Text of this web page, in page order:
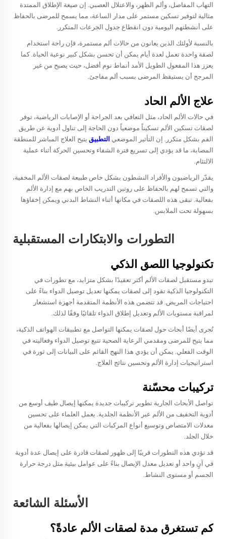
التهاب المفاصل، وألم الظهر، والاعتلال العصبي. إن صيغة الإطلاق الممتدة
مثالية لتوفير تسكين مستمر على مدار الساعة، مما يسمح للمرضى بالحفاظ
على أنشطتهم اليومية دون انقطاع جدول الجرعات المتكرر.
بالنسبة لأولئك الذين يعانون من حالات ألم مستمرة، فإن راحة استخدام
لصقة واحدة تعمل لعدة أيام يمكن أن تحسن بشكل كبير نوعية الحياة. كما
يعزز هذا المفعول الطويل الأمد أنماط نوم أفضل، حيث يصبح من غير
المرجح أن يستيقظ المرضى بسبب ألم مفاجئ.
علاج الألم الحاد
في حالات الألم الحاد، مثل التعافي بعد الجراحة أو الإصابات الرياضية، توفر
لصقات تسكين الألم تسكيناً موضعياً دون الحاجة إلى تناول أدوية عن طريق
الفم بشكل متكرر. إن التأثير الموضعي التطبيق يتيح العلاج المباشر للمنطقة
المصابة، ما قد يؤدي إلى تسريع فترة الشفاء وتحسين الحركة أثناء عملية
الالتئام.
يقدّر الرياضيون والأفراد النشطون بشكل خاص طبيعة لصقات الألم المخفية،
والتي تسمح لهم بالحفاظ على روتين التدريب الخاص بهم مع إدارة الألم
بفعالية. تبقى هذه اللصقات في مكانها أثناء النشاط البدني ويمكن إخفاؤها
بسهولة تحت الملابس.
التطورات والابتكارات المستقبلية
تكنولوجيا اللصق الذكي
تبدو مستقبل لصقات الألم أكثر تعقيدًا بشكل متزايد، مع تطورات في
التكنولوجيا الذكية تقود إلى لصقات يمكنها تعديل توصيل الدواء بناءً على
احتياجات المريض. قد تتضمن هذه الأنظمة المتقدمة أجهزة استشعار
لمراقبة مستويات الألم وتعديل إطلاق الدواء تلقائيًا وفقًا لذلك.
تُجرى أيضًا أبحاث حول لصقات يمكنها التواصل مع تطبيقات الهواتف الذكية،
مما يتيح للمرضى ومقدمي الرعاية الصحية تتبع توصيل الدواء وفعاليته في
الوقت الفعلي. يمكن أن يؤدي هذا النهج القائم على البيانات إلى ثورة في
استراتيجيات إدارة الألم وتحسين نتائج العلاج.
تركيبات محسّنة
تواصل الأبحاث الجارية تطوير تركيبات جديدة يمكنها إيصال طيف أوسع من
أدوية التخفيف من الألم عبر الأنظمة الجلدية. يعمل العلماء على تحسين
معدلات الامتصاص وتوسيع أنواع المركبات التي يمكن إيصالها بفعالية من
خلال الجلد.
قد تؤدي هذه التطورات قريبًا إلى ظهور لصقات قادرة على إيصال عدة أدوية
في آنٍ واحد أو تعديل معدل الإيصال بناءً على عوامل بيئية مثل درجة حرارة
الجسم أو مستوى النشاط.
الأسئلة الشائعة
كم تستغرق مدة لصقات الألم عادةً؟